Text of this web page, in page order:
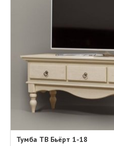
Тумба ТВ Бьёрт 1-18